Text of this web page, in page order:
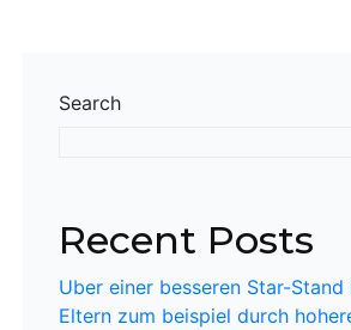
Search
Recent Posts
Uber einer besseren Star-
Eltern zum beispiel durch